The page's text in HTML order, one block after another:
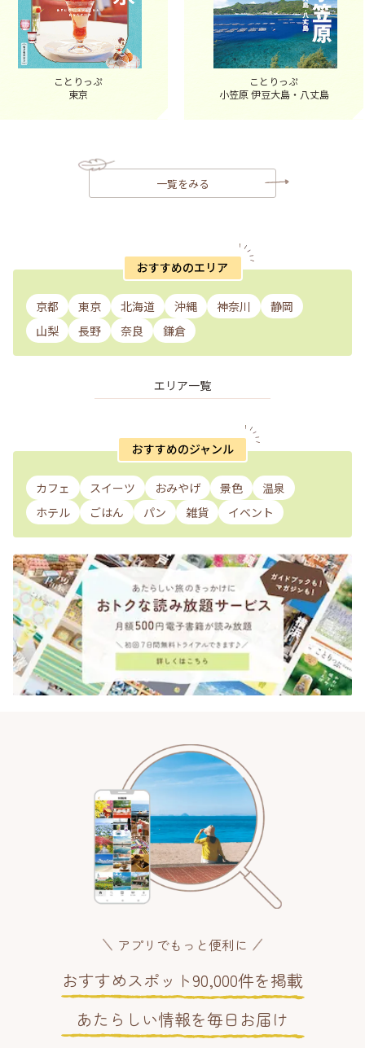
ことりっぷ
東京
ことりっぷ
小笠原 伊豆大島・八丈島
一覧をみる
おすすめのエリア
京都 東京 北海道 沖縄 神奈川
静岡
山梨
長野 奈良 鎌倉
エリア一覧
おすすめのジャンル
カフェ スイーツ おみやげ 景色
温泉
ホテル
ごはん パン 雑貨 イベント
アプリでもっと便利に
おすすめスポット90,000件を掲載
あたらしい情報を毎日お届け